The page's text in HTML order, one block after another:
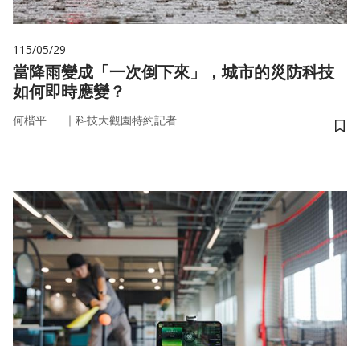
115/05/29
當降雨變成「一次倒下來」，城市的災防科技
如何即時應變？
何楷平 ｜ 科技大觀園特約記者
儲